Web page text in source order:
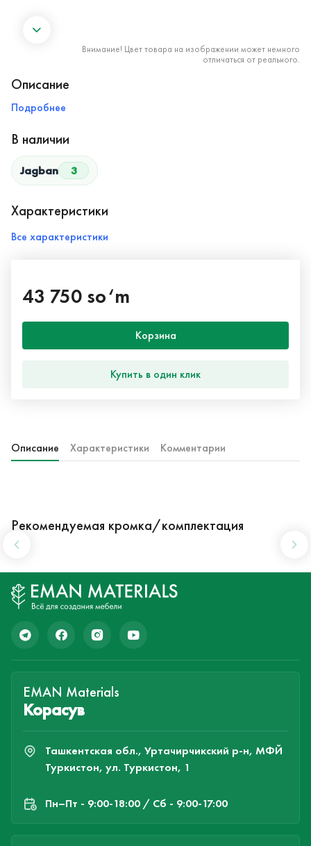
Внимание! Цвет товара на изображении может немного
отличаться от реального.
Описание
Подробнее
В наличии
Jagban 3
Характеристики
Все характеристики
43 750 so‘m
Корзина
Купить в один клик
Описание Характеристики Комментарии
Рекомендуемая кромка/комплектация
EMAN Materials
Корасув
Ташкентская обл., Уртачирчикский р-н, МФЙ
Туркистон, ул. Туркистон, 1
Пн–Пт - 9:00-18:00 / Сб - 9:00-17:00